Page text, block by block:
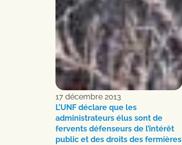
17 décembre 2013
L’UNF déclare que les
administrateurs élus sont de
fervents défenseurs de l’intérêt
public et des droits des fermières